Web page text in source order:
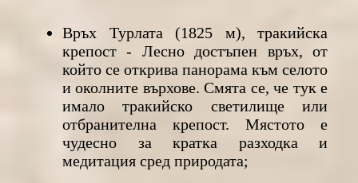
Връх Турлата (1825 м), тракийска
крепост - Лесно достъпен връх, от
който се открива панорама към селото
и околните върхове. Смята се, че тук е
имало тракийско светилище или
отбранителна крепост. Мястото е
чудесно за кратка разходка и
медитация сред природата;